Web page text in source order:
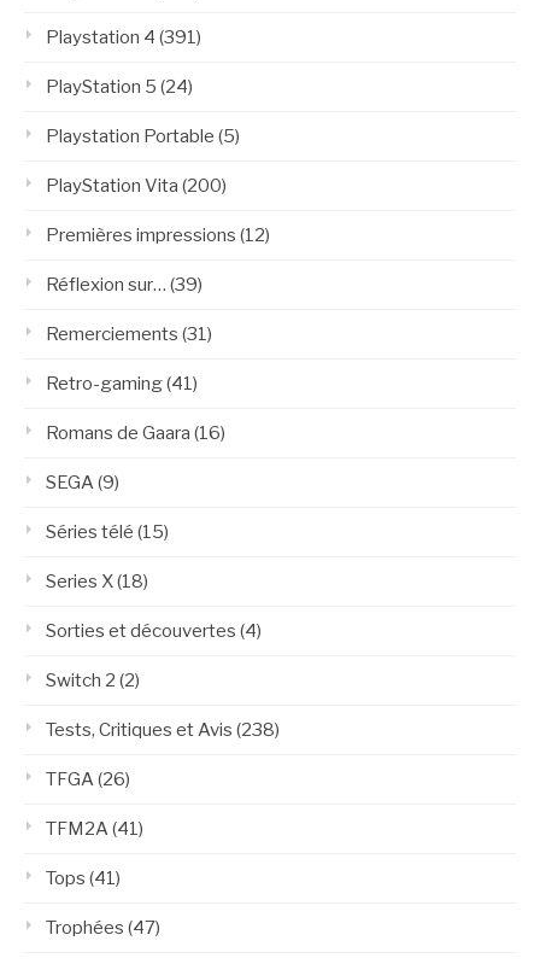
Playstation 4 (391)
PlayStation 5 (24)
Playstation Portable (5)
PlayStation Vita (200)
Premières impressions (12)
Réflexion sur… (39)
Remerciements (31)
Retro-gaming(41)
Romans de Gaara (16)
SEGA(9)
Séries télé (15)
Series X(18)
Sorties et découvertes (4)
Switch 2 (2)
Tests, Critiques et Avis (238)
TFGA(26)
TFM2A(41)
Tops (41)
Trophées (47)